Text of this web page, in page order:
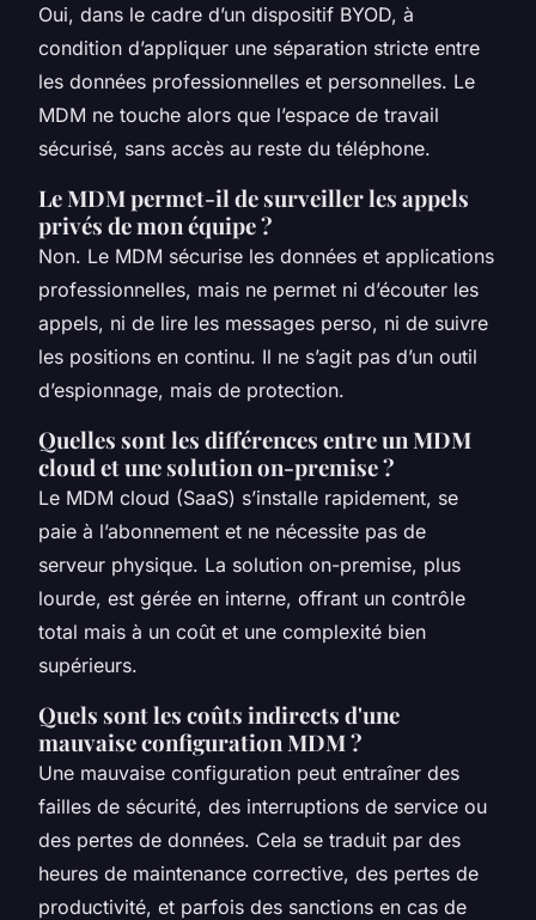
Oui, dans le cadre d’un dispositif BYOD, à
condition d’appliquer une séparation stricte entre
les données professionnelles et personnelles. Le
MDM ne touche alors que l’espace de travail
sécurisé, sans accès au reste du téléphone.
Le MDM permet-il de surveiller les appels
privés de mon équipe ?
Non. Le MDM sécurise les données et applications
professionnelles, mais ne permet ni d’écouter les
appels, ni de lire les messages perso, ni de suivre
les positions en continu. Il ne s’agit pas d’un outil
d’espionnage, mais de protection.
Quelles sont les différences entre un MDM
cloud et une solution on-premise ?
Le MDM cloud (SaaS) s’installe rapidement, se
paie à l’abonnement et ne nécessite pas de
serveur physique. La solution on-premise, plus
lourde, est gérée en interne, offrant un contrôle
total mais à un coût et une complexité bien
supérieurs.
Quels sont les coûts indirects d'une
mauvaise configuration MDM ?
Une mauvaise configuration peut entraîner des
failles de sécurité, des interruptions de service ou
des pertes de données. Cela se traduit par des
heures de maintenance corrective, des pertes de
productivité, et parfois des sanctions en cas de